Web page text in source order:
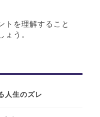
トを理解すること
ょう。
人生のズレ